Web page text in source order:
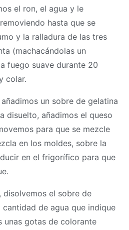
el ron, el agua y le
hasta que se
y la ralladura de las tres
(machacándolas un
fuego suave durante 20
colar.
un sobre de gelatina
disuelto, añadimos el queso
para que se mezcle
en los moldes, sobre la
en el frigorífico para que
disolvemos el sobre de
de agua que indique
unas gotas de colorante